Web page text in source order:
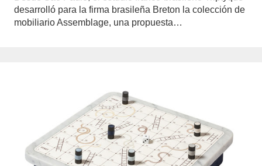
desarrolló para la firma brasileña Breton la colección de
mobiliario Assemblage, una propuesta…